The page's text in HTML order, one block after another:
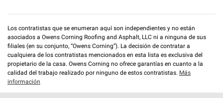
Los contratistas que se enumeran aquí son independientes y no están
asociados a Owens Corning Roofing and Asphalt, LLC ni a ninguna de sus
filiales (en su conjunto, “Owens Corning”). La decisión de contratar a
cualquiera de los contratistas mencionados en esta lista es exclusiva del
propietario de la casa. Owens Corning no ofrece garantías en cuanto a la
calidad del trabajo realizado por ninguno de estos contratistas. Más
información